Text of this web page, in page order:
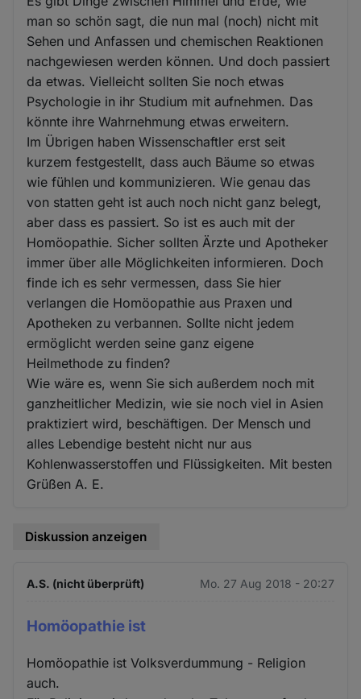
man so schön sagt, die nun mal (noch) nicht mit
Sehen und Anfassen und chemischen Reaktionen
nachgewiesen werden können. Und doch passiert
da etwas. Vielleicht sollten Sie noch etwas
Psychologie in ihr Studium mit aufnehmen. Das
könnte ihre Wahrnehmung etwas erweitern.
Im Übrigen haben Wissenschaftler erst seit
kurzem festgestellt, dass auch Bäume so etwas
wie fühlen und kommunizieren. Wie genau das
von statten geht ist auch noch nicht ganz belegt,
aber dass es passiert. So ist es auch mit der
Homöopathie. Sicher sollten Ärzte und Apotheker
immer über alle Möglichkeiten informieren. Doch
finde ich es sehr vermessen, dass Sie hier
verlangen die Homöopathie aus Praxen und
Apotheken zu verbannen. Sollte nicht jedem
ermöglicht werden seine ganz eigene
Heilmethode zu finden?
Wie wäre es, wenn Sie sich außerdem noch mit
ganzheitlicher Medizin, wie sie noch viel in Asien
praktiziert wird, beschäftigen. Der Mensch und
alles Lebendige besteht nicht nur aus
Kohlenwasserstoffen und Flüssigkeiten. Mit besten
Grüßen A. E.
Diskussion anzeigen
A.S. (nicht überprüft) Mo. 27 Aug 2018 - 20:27
Homöopathie ist
Homöopathie ist Volksverdummung - Religion
auch.